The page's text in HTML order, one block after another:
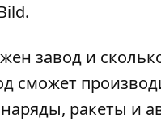
завод и
сможет
ракеты и